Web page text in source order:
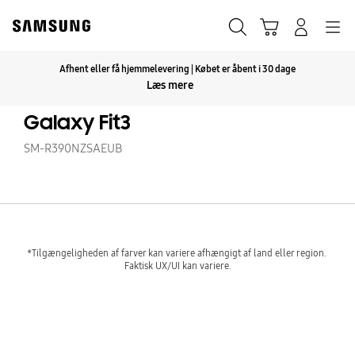
content
Afhent eller få hjemmelevering | Købet er åbent i 30 dage
Læs mere
Galaxy Fit3
SM-R390NZSAEUB
*Tilgængeligheden af farver kan variere afhængigt af land eller region.
Faktisk UX/UI kan variere.